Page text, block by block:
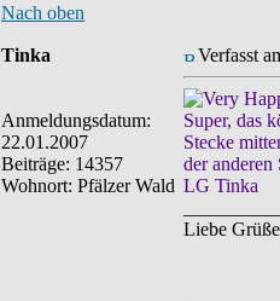
Nach oben
Tinka
Anmeldungsdatum:
22.01.2007
Beiträge: 14357
Wohnort: Pfälzer Wald
Verfasst
Super, das
Stecke
der anderen
LG Tinka
Liebe